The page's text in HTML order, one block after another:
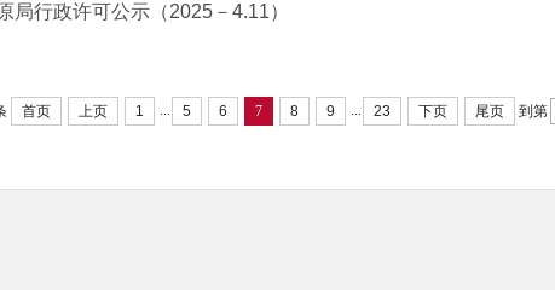
局行政许可公示（2025－4.11）
首页 上页 1 ... 5 6 7 8 9 ... 23 下页 尾页 到第